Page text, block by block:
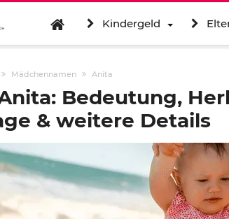
Kindergeld
Mädchennamen Anita
Bedeutung,
& weitere Details